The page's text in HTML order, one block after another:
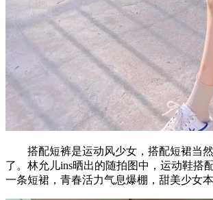
搭配短裤是运动风少女，搭配短裙当然
了。林允儿ins晒出的随拍图中，运动鞋搭
一条短裙，青春活力气息爆棚，甜美少女